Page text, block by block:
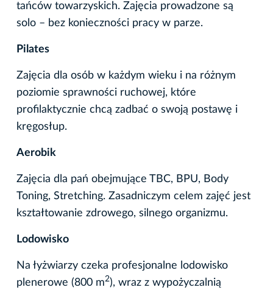
tańców towarzyskich. Zajęcia prowadzone są
solo – bez konieczności pracy w parze.
Pilates
Zajęcia dla osób w każdym wieku i na różnym
poziomie sprawności ruchowej, które
profilaktycznie chcą zadbać o swoją postawę i
kręgosłup.
Aerobik
Zajęcia dla pań obejmujące TBC, BPU, Body
Toning, Stretching. Zasadniczym celem zajęć jest
kształtowanie zdrowego, silnego organizmu.
Lodowisko
Na łyżwiarzy czeka profesjonalne lodowisko
plenerowe (800 m2), wraz z wypożyczalnią